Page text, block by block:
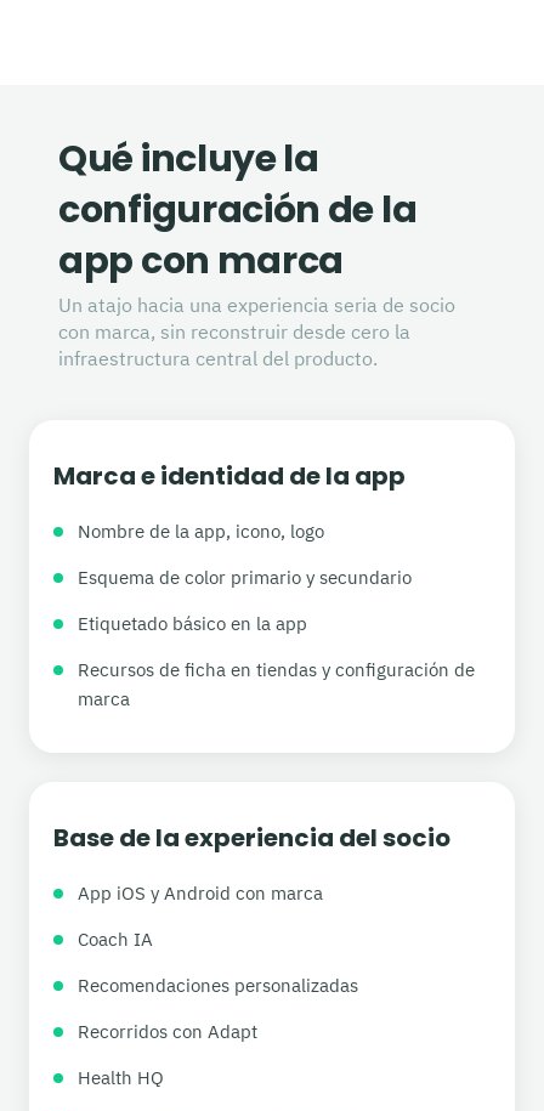
Qué incluye la
configuración de la
app con marca
Un atajo hacia una experiencia seria de socio
con marca, sin reconstruir desde cero la
infraestructura central del producto.
Marca e identidad de la app
Nombre de la app, icono, logo
Esquema de color primario y secundario
Etiquetado básico en la app
Recursos de ficha en tiendas y configuración de
marca
Base de la experiencia del socio
App iOS y Android con marca
Coach IA
Recomendaciones personalizadas
Recorridos con Adapt
Health HQ